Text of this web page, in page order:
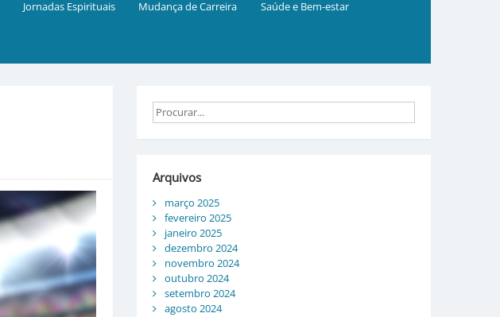
Jornadas Espirituais Mudança de Carreira Saúde e Bem-estar
Arquivos
março 2025
fevereiro 2025
janeiro 2025
dezembro 2024
novembro 2024
outubro 2024
setembro 2024
agosto 2024